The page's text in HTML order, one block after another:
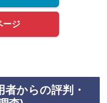
ージ
者からの評判・